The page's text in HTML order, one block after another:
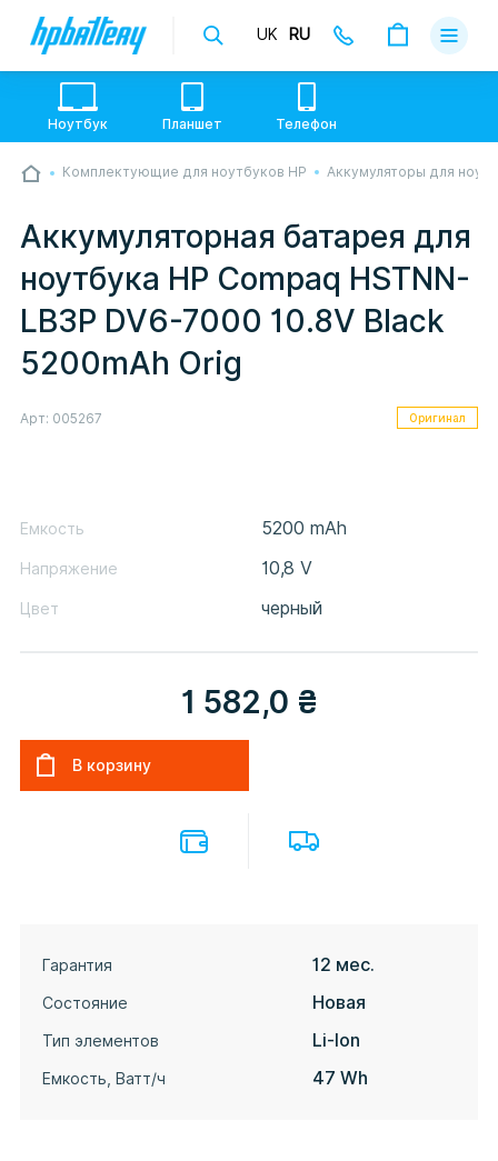
💙💛 Слава УкраЇні! Ми працюємо. Надсилаємо
Опрацьовуємо замовлення у звичному графіку
настільки швидко, як можемо. Якщо буде затримка
- пробачте, швидше за все у нас лунає повітряна
тривога. Але ми виліземо зі сховища і
перетелефонуємо вам.
UK RU
Доставка
Контакты
Ноутбук Планшет Телефон
Комплектующие для ноутбуков HP Аккумуляторы для
Аккумуляторная батарея для
ноутбука HP Compaq HSTNN-
LB3P DV6-7000 10.8V Black
5200mAh Orig
Арт: 005267 Оригинал
Емкость 5200 mAh
Напряжение 10,8 V
Цвет черный
1 582,0 ₴
Гарантия 12 мес.
Состояние Новая
Тип элементов Li-Ion
Емкость, Ватт/ч 47 Wh